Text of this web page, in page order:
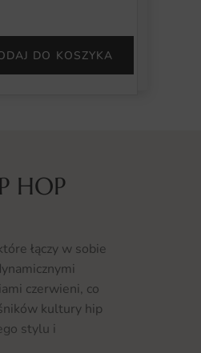
DO KOSZYKA
HOP
łączy w sobie
czerwieni, co
kultury hip
stylu i